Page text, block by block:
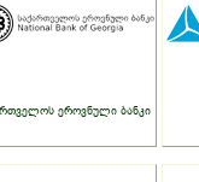
ეროვნული ბანკი